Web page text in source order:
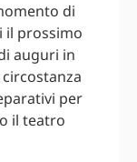
di
il prossimo
auguri in
per
il teatro